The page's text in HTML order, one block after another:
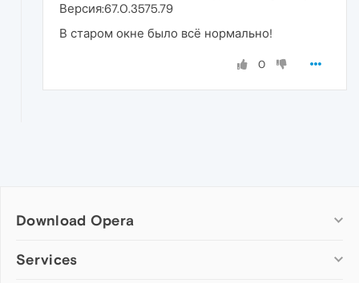
Версия:67.0.3575.79
В старом окне было всё нормально!
0
Download Opera
Computer browsers
Services